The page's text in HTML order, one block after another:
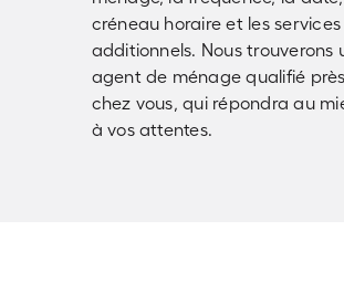
créneau horaire et les services
additionnels. Nous trouverons
agent de ménage qualifié
chez vous, qui répondra au
à vos attentes.